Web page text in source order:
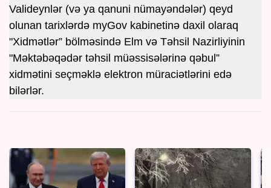
Valideynlər (və ya qanuni nümayəndələr) qeyd
olunan tarixlərdə myGov kabinetinə daxil olaraq
"Xidmətlər” bölməsində Elm və Təhsil Nazirliyinin
"Məktəbəqədər təhsil müəssisələrinə qəbul”
xidmətini seçməklə elektron müraciətlərini edə
bilərlər.